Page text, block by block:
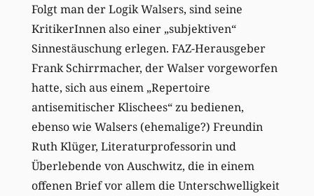
Folgt man der Logik Walsers, sind seine
KritikerInnen also einer „subjektiven“
Sinnestäuschung erlegen. FAZ-Herausgeber
Frank Schirrmacher, der Walser vorgeworfen
hatte, sich aus einem „Repertoire
antisemitischer Klischees“ zu bedienen,
ebenso wie Walsers (ehemalige?) Freundin
Ruth Klüger, Literaturprofessorin und
Überlebende von Auschwitz, die in einem
offenen Brief vor allem die Unterschwelligkeit